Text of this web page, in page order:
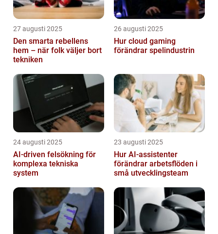
27 augusti 2025
Den smarta rebellens
hem – när folk väljer bort
tekniken
26 augusti 2025
Hur cloud gaming
förändrar spelindustrin
24 augusti 2025
AI‑driven felsökning för
komplexa tekniska
system
23 augusti 2025
Hur AI-assistenter
förändrar arbetsflöden i
små utvecklingsteam